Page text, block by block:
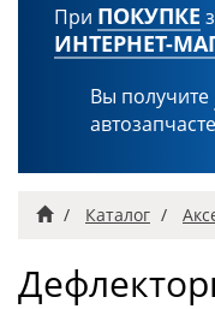
При ПОКУПКЕ
ИНТЕРНЕТ-
Вы получите
ГлавнаяКаталог